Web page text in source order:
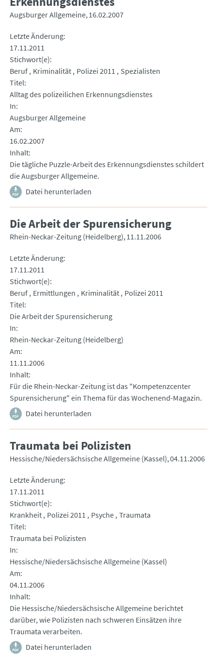
Augsburger Allgemeine 16.02.2007
Letzte Änderung
17.11.2011
Stichwort(e)
Beruf Kriminalität Polizei 2011
Spezialisten
Titel
Alltag des polizeilichen Erkennungsdienstes
In
Augsburger Allgemeine
Am
16.02.2007
Inhalt
Die tägliche Puzzle-Arbeit des Erkennungsdienstes schildert
die Augsburger Allgemeine.
Datei herunterladen
Die Arbeit der Spurensicherung
Rhein-Neckar-Zeitung (Heidelberg) 11.11.2006
Letzte Änderung
17.11.2011
Stichwort(e)
Beruf Ermittlungen Kriminalität Polizei 2011
Titel
Die Arbeit der Spurensicherung
In
Rhein-Neckar-Zeitung (Heidelberg)
Am
11.11.2006
Inhalt
Für die Rhein-Neckar-Zeitung ist das "Kompetenzcenter
Spurensicherung" ein Thema für das Wochenend-Magazin.
Datei herunterladen
Traumata bei Polizisten
Hessische/Niedersächsische Allgemeine (Kassel) 04.11.2006
Letzte Änderung
17.11.2011
Stichwort(e)
Krankheit Polizei 2011 Psyche Traumata
Titel
Traumata bei Polizisten
In
Hessische/Niedersächsische Allgemeine (Kassel)
Am
04.11.2006
Inhalt
Die Hessische/Niedersächsische Allgemeine berichtet
darüber, wie Polizisten nach schweren Einsätzen ihre
Traumata verarbeiten.
Datei herunterladen